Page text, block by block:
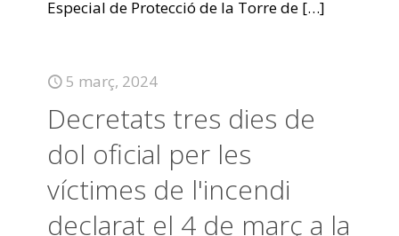
Especial de Protecció de la Torre de […]
5 març, 2024
Decretats tres dies de
dol oficial per les
víctimes de l'incendi
declarat el 4 de març a la